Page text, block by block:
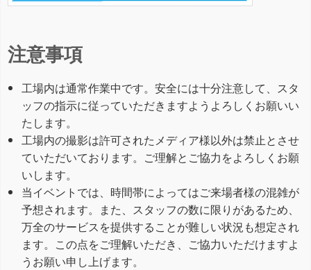
注意事項
工場内は通常作業中です。安全には十分注意して、スタ
ッフの指示に従っていただきますようよろしくお願いい
たします。
工場内の撮影は許可されたメディア様以外は禁止とさせ
ていただいております。ご理解とご協力をよろしくお願
いします。
当イベントでは、時間帯によってはご来場者様の混雑が
予想されます。また、スタッフの数に限りがあるため、
万全のサービスを提供することが難しい状況も想定され
ます。この点をご理解いただき、ご協力いただけますよ
うお願い申し上げます。